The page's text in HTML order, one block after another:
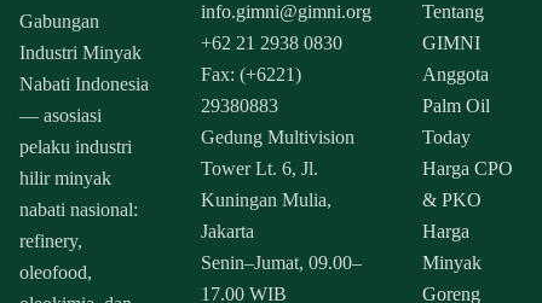
Gabungan
Industri Minyak
Nabati Indonesia
— asosiasi
pelaku industri
hilir minyak
nabati nasional:
refinery,
oleofood,
info.gimni@gimni.org
+62 21 2938 0830
Fax: (+6221)
29380883
Gedung Multivision
Tower Lt. 6, Jl.
Kuningan Mulia,
Jakarta
Senin–Jumat, 09.00–
17.00 WIB
Tentang
GIMNI
Anggota
Palm Oil
Today
Harga CPO
& PKO
Harga
Minyak
Goreng